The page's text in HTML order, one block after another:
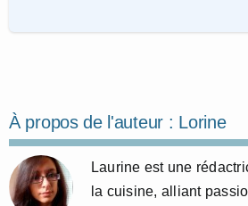
À propos de l'auteur : Lorine
Laurine est une
la cuisine, alliant